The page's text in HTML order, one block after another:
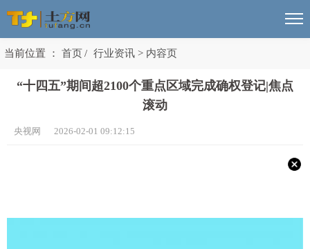
当前位置 ： 首页/ 行业资讯 > 内容页
“十四五”期间超2100个重点区域完成确权登记|焦点
滚动
央视网 2026-02-01 09:12:15